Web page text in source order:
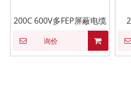
200C 600V多FEP屏蔽电缆
询价